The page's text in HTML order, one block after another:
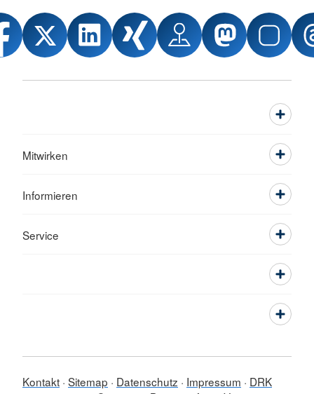
Mitwirken
Informieren
Service
Kontakt Sitemap Datenschutz Impressum
DRK